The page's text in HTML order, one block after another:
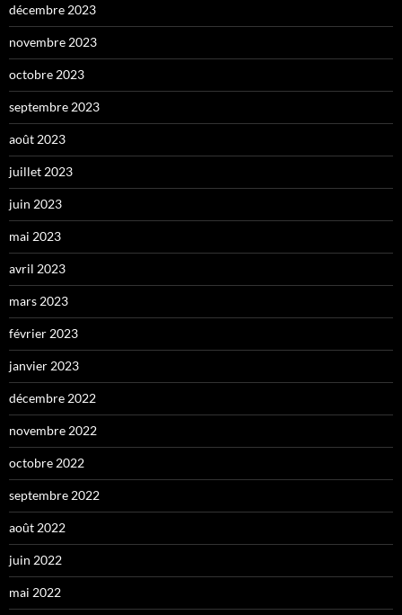
décembre 2023
novembre 2023
octobre 2023
septembre 2023
août 2023
juillet 2023
juin 2023
mai 2023
avril 2023
mars 2023
février 2023
janvier 2023
décembre 2022
novembre 2022
octobre 2022
septembre 2022
août 2022
juin 2022
mai 2022